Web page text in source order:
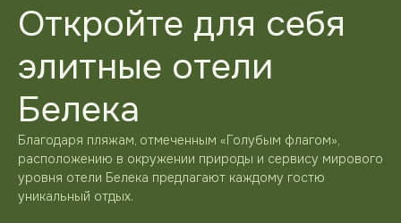
Откройте для себя
элитные отели
Белека
Благодаря пляжам, отмеченным «Голубым флагом»,
расположению в окружении природы и сервису мирового
уровня отели Белека предлагают каждому гостю
уникальный отдых.